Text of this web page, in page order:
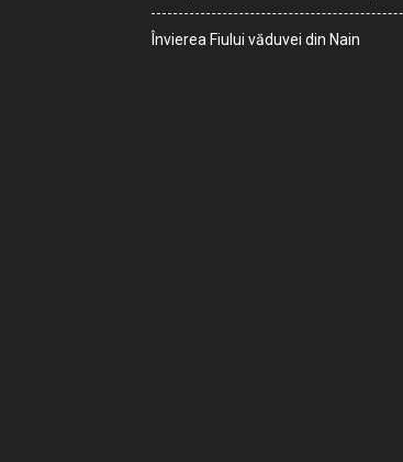
Învierea Fiului văduvei din Nain